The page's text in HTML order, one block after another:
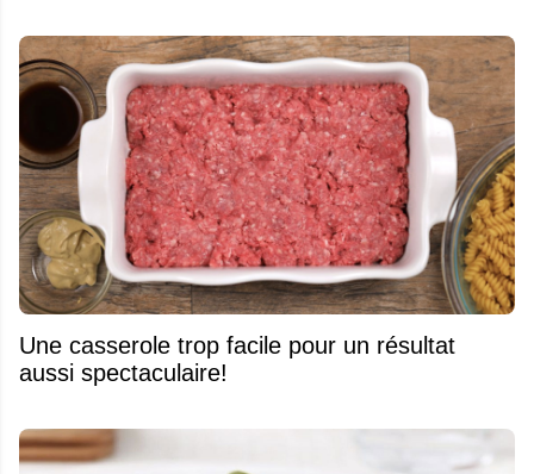
Une casserole trop facile pour un résultat
aussi spectaculaire!